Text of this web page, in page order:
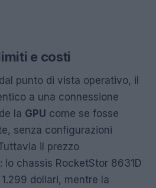
e costi
punto di vista operativo, il
a una connessione
la GPU come se fosse
senza configurazioni
il prezzo
lo chassis RocketStor 8631D
dollari, mentre la